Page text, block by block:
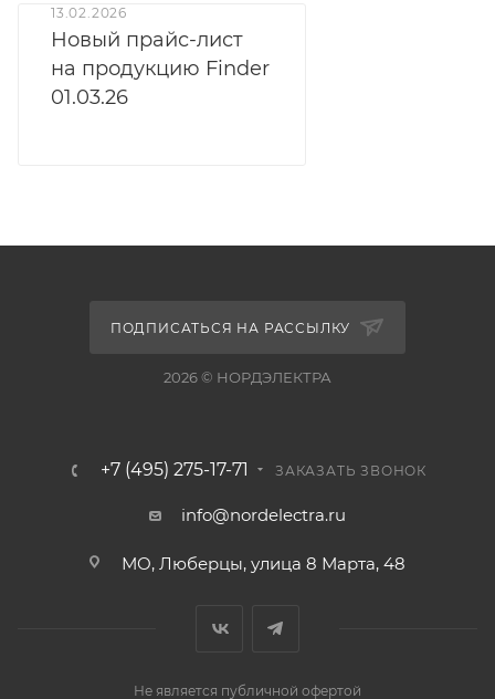
13.02.2026
Новый прайс-лист
на продукцию Finder
01.03.26
ПОДПИСАТЬСЯ НА РАССЫЛКУ
2026 © НОРДЭЛЕКТРА
+7 (495) 275-17-71 ЗАКАЗАТЬ ЗВОНОК
info@nordelectra.ru
МО, Люберцы, улица 8 Марта, 48
Не является публичной офертой